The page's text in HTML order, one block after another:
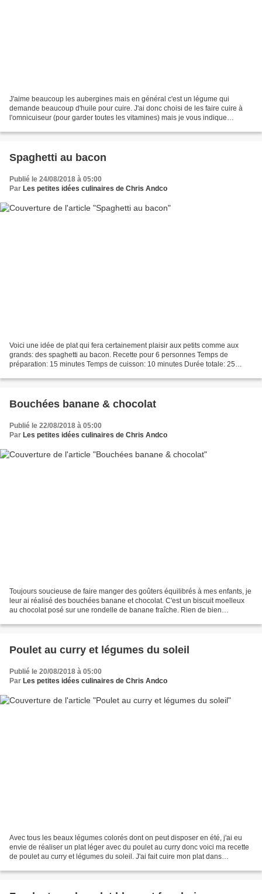
J'aime beaucoup les aubergines mais en général c'est un légume qui
demande beaucoup d'huile pour cuire. J'ai donc choisi de les faire cuire à
l'omnicuiseur (pour garder toutes les vitamines) mais je vous indique
Spaghetti au bacon
Publié le 24/08/2018 à 05:00
Par Les petites idées culinaires de Chris Andco
Voici une idée de plat qui fera certainement plaisir aux petits comme aux
grands: des spaghetti au bacon. Recette pour 6 personnes Temps de
préparation: 15 minutes Temps de cuisson: 10 minutes Durée totale: 25
Bouchées banane & chocolat
Publié le 22/08/2018 à 05:00
Par Les petites idées culinaires de Chris Andco
Toujours soucieuse de faire manger des goûters équilibrés à mes enfants, je
leur ai réalisé des bouchées banane et chocolat. C'est un biscuit moelleux
au chocolat posé sur une rondelle de banane fraîche. Rien de bien
Poulet au curry et légumes du soleil
Publié le 20/08/2018 à 05:00
Par Les petites idées culinaires de Chris Andco
Avec tous les beaux légumes colorés dont on peut disposer en été, j'ai eu
envie de réaliser un plat léger avec du poulet au curry donc voici ma recette
de poulet au curry et légumes du soleil. J'ai fait cuire mon plat dans